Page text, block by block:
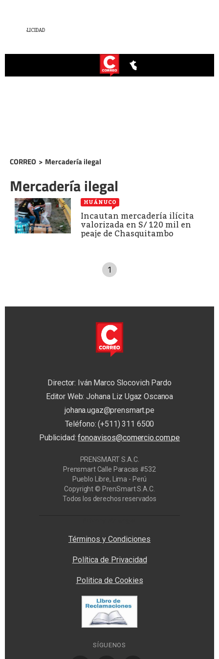
CORREO > Mercadería ilegal
Mercadería ilegal
HUÁNUCO
Incautan mercadería ilícita
valorizada en S/ 120 mil en
peaje de Chasquitambo
1
Director: Iván Marco Slocovich Pardo
Editor Web: Johana Liz Ugaz Oscanoa
johana.ugaz@prensmart.pe
Teléfono: (+511) 311 6500
Publicidad:fonoavisos@comercio.com.pe
PRENSMART S.A.C.
Prensmart Calle Paracas #532
Pueblo Libre, Lima - Perú
Copyright © PrenSmart S.A.C.
Todos los derechos reservados
Términos y Condiciones
Política de Privacidad
Politica de Cookies
SÍGUENOS